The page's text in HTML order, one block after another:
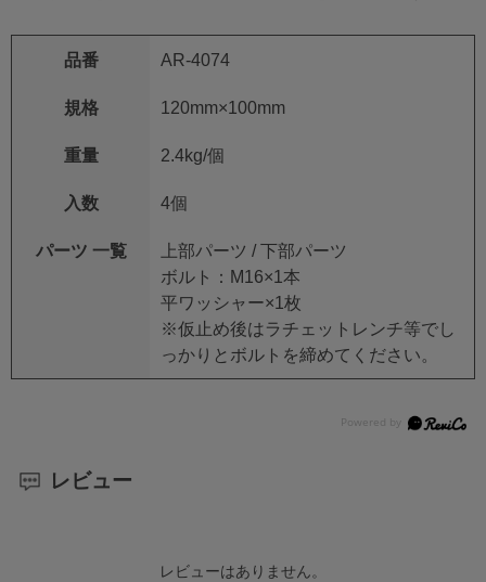
品番 AR-4074
規格 120mm×100mm
重量 2.4kg/個
入数 4個
パーツ 一覧
上部パーツ / 下部パーツ
ボルト：M16×1本
平ワッシャー×1枚
※仮止め後はラチェットレンチ等でし
っかりとボルトを締めてください。
レビュー
レビューはありません。